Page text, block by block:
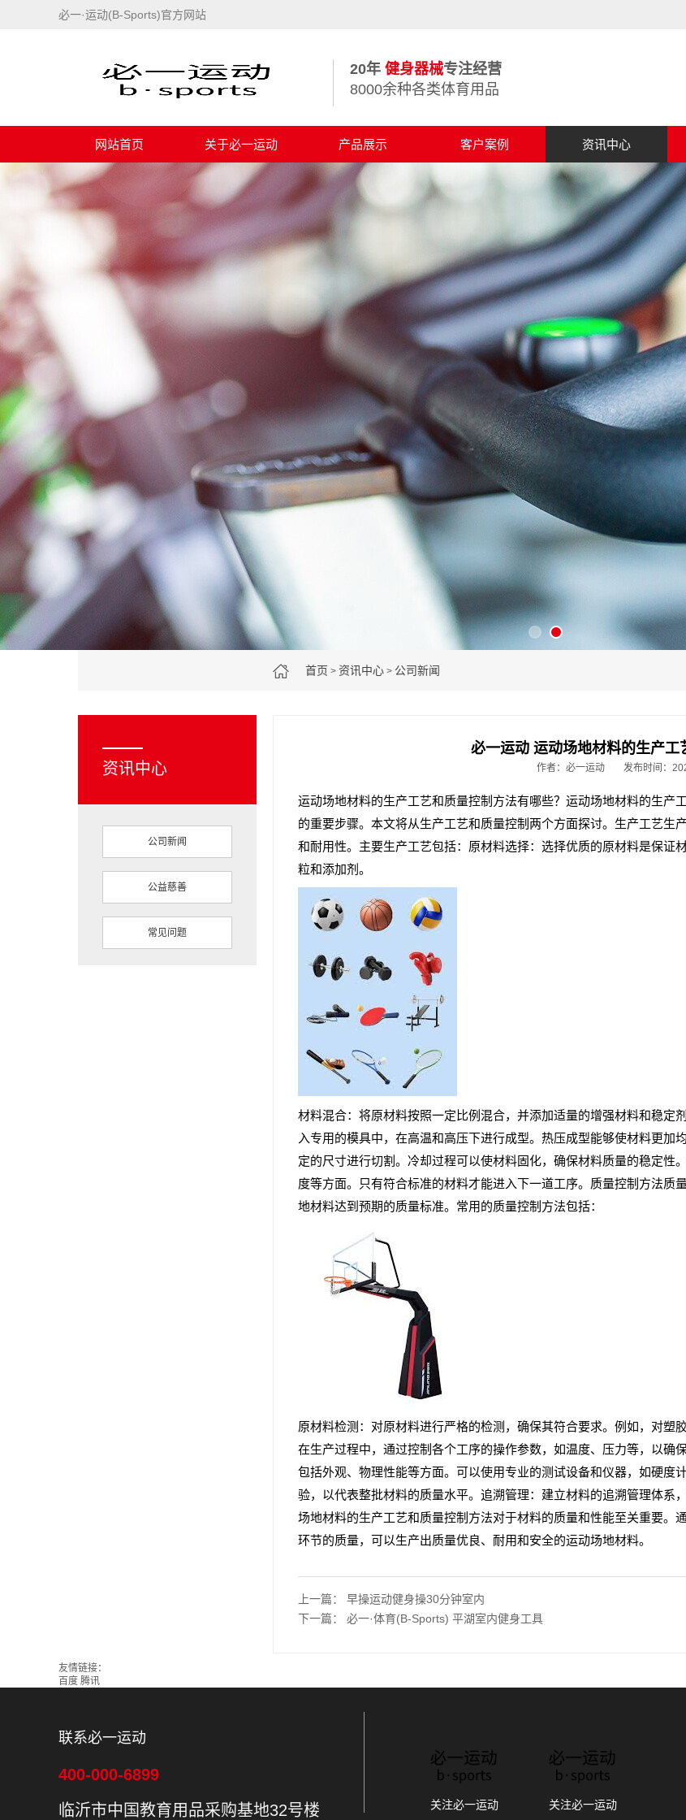
必一·运动(B-Sports)官方网站
20年 健身器械专注经营
8000余种各类体育用品
网站首页 关于必一运动 产品展示 客户案例 资讯中心
首页 >资讯中心 > 公司新闻
资讯中心
公司新闻
公益慈善
常见问题
必一运动 运动场地材料的生产工
作者：必一运动 发布时间：
运动场地材料的生产工艺和质量控制方法有哪些？运动场地材料的生
的重要步骤。本文将从生产工艺和质量控制两个方面探讨。生产工艺
和耐用性。主要生产工艺包括：原材料选择：选择优质的原材料是保
粒和添加剂。
材料混合：将原材料按照一定比例混合，并添加适量的增强材料和稳
入专用的模具中，在高温和高压下进行成型。热压成型能够使材料更
定的尺寸进行切割。冷却过程可以使材料固化，确保材料质量的稳定
度等方面。只有符合标准的材料才能进入下一道工序。质量控制方法质
地材料达到预期的质量标准。常用的质量控制方法包括：
原材料检测：对原材料进行严格的检测，确保其符合要求。例如，对塑
在生产过程中，通过控制各个工序的操作参数，如温度、压力等，以确
包括外观、物理性能等方面。可以使用专业的测试设备和仪器，如硬度
验，以代表整批材料的质量水平。追溯管理：建立材料的追溯管理体
场地材料的生产工艺和质量控制方法对于材料的质量和性能至关重要
环节的质量，可以生产出质量优良、耐用和安全的运动场地材料。
上一篇：早操运动健身操30分钟室内
下一篇：必一·体育(B-Sports) 平湖室内健身工具
友情链接：
百度 腾讯
联系必一运动
400-000-6899
临沂市中国教育用品采购基地32号楼
关注必一运动 关注必一运动